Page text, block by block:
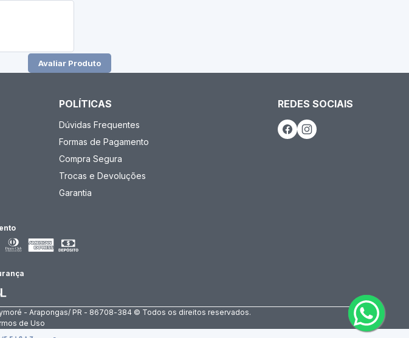
Avaliar Produto
POLÍTICAS
Dúvidas Frequentes
Formas de Pagamento
Compra Segura
Trocas e Devoluções
Garantia
REDES SOCIAIS
- Arapongas/ PR - 86708-384 © Todos os direitos reservados.
de Uso